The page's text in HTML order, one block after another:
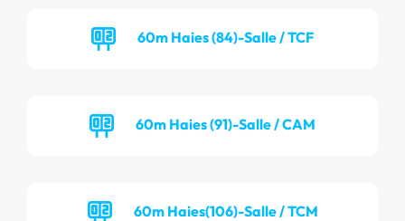
60m Haies (84)-Salle / TCF
60m Haies (91)-Salle / CAM
60m Haies(106)-Salle / TCM